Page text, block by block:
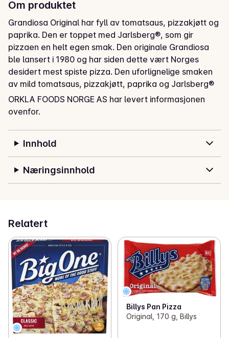
Om produktet
Grandiosa Original har fyll av tomatsaus, pizzakjøtt og
paprika. Den er toppet med Jarlsberg®, som gir
pizzaen en helt egen smak. Den originale Grandiosa
ble lansert i 1980 og har siden dette vært Norges
desidert mest spiste pizza. Den uforlignelige smaken
av mild tomatsaus, pizzakjøtt, paprika og Jarlsberg®
er alles smaksfavoritt.
Grandiosa
ORKLA FOODS NORGE AS har levert informasjonen
ovenfor.
Innhold
Næringsinnhold
Relatert
Billys Pan Pizza
Original, 170 g, Billys